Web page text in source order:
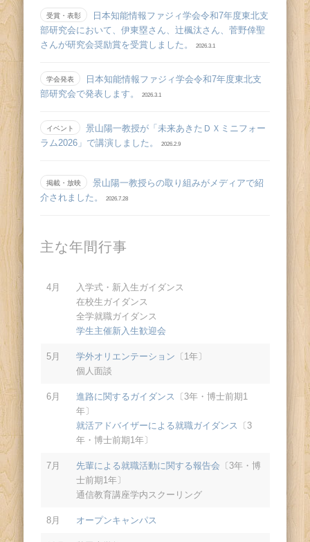
受賞・表彰
日本知能情報ファジィ学会令和7年度東北支
部研究会において、伊東塁さん、辻󠄀楓汰さん、菅野倖聖
さんが研究会奨励賞を受賞しました。
2026.3.1
学会発表
日本知能情報ファジィ学会令和7年度東北支
部研究会で発表します。
2026.3.1
イベント
景山陽一教授が「未来あきたＤＸミニフォー
ラム2026」で講演しました。
2026.2.9
掲載・放映
景山陽一教授らの取り組みがメディアで紹
介されました。
2026.7.28
主な年間行事
4月
入学式・新入生ガイダンス
在校生ガイダンス
全学就職ガイダンス
学生主催新入生歓迎会
5月 学外オリエンテーション 〔1年〕
個人面談
6月 進路に関するガイダンス 〔3年・博士前期1
年〕
就活アドバイザーによる就職ガイダンス 〔3
年・博士前期1年〕
7月 先輩による就職活動に関する報告会 〔3年・博
士前期1年〕
通信教育講座学内スクーリング
8月 オープンキャンパス